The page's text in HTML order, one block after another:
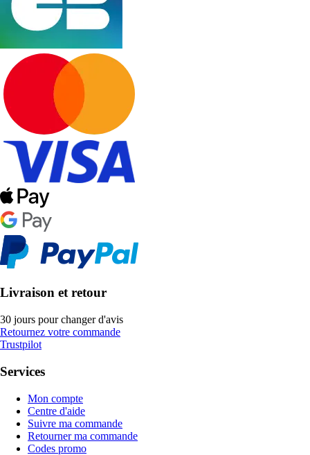
Livraison et retour
30 jours pour changer d'avis
Retournez votre commande
Trustpilot
Services
Mon compte
Centre d'aide
Suivre ma commande
Retourner ma commande
Codes promo